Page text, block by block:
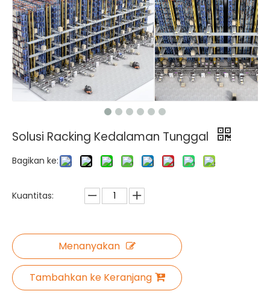
Solusi Racking Kedalaman Tunggal
Bagikan ke:
Kuantitas:
Menanyakan
Tambahkan ke Keranjang